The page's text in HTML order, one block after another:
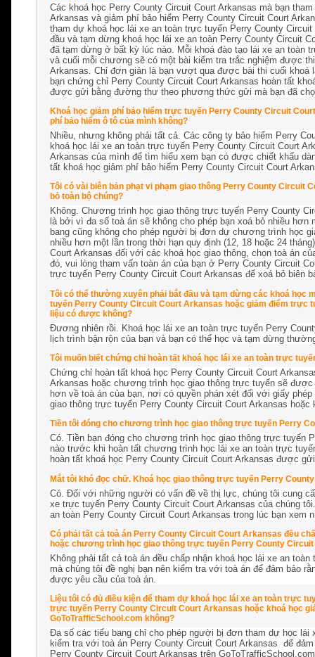
Các khoá học Perry County Circuit Court Arkansas mà bạn
Arkansas và giảm phí bảo hiểm Perry County Circuit Court
tham dự khoá học lái xe an toàn trực tuyến Perry County
đầu và tạm dừng khoá học lái xe an toàn Perry County Circuit
đã tạm dừng ở bất kỳ lúc nào. Mỗi khoá đào tạo lái xe an toàn
và cuối mỗi chương sẽ có một bài kiểm tra trắc nghiệm được
Arkansas. Chỉ đơn giản là bạn vượt qua được bài thi cuối
bạn chứng chỉ Perry County Circuit Court Arkansas hoàn tất
được gửi bằng đường thư theo phương thức gửi mà bạn đã
Khoá học giảm phí bảo hiểm trực tuyến Perry County Circuit
phí bảo hiểm ô tô của mình không?
Nhiều, nhưng không phải tất cả. Các công ty bảo hiểm Perry
khoá học lái xe an toàn trực tuyến Perry County Circuit Court
Arkansas của mình để tìm hiểu xem bạn có được chiết khấu
tất khoá học giảm phí bảo hiểm Perry County Circuit Court
Tôi có vài biên bản phạt vi phạm giao thông Perry County Circuit
bỏ toàn bộ chúng?
Không. Chương trình học giao thông trực tuyến Perry County
là bởi vì đa số toà án sẽ không cho phép bạn xoá bỏ nhiều
bang cũng không cho phép người bị đơn dự chương trình học
nhiều hơn một lần trong thời hạn quy định (12, 18 hoặc 24
Court Arkansas đối với các khoá học giao thông, chọn toà án
đó, vui lòng tham vấn toàn án của bạn ở Perry County Circuit
trực tuyến Perry County Circuit Court Arkansas để xoá bỏ biên
Tôi có thể thường xuyên phải bắt đầu và tạm dừng các khoá
tuyến Perry County Circuit Court Arkansas hoặc giảm điểm trực
liệu có được không?
Đương nhiên rồi. Khoá học lái xe an toàn trực tuyến Perry
lịch trình bận rộn của bạn và bạn có thể học và tạm dừng
Tôi muốn biết chứng chỉ hoàn tất khoá học lái xe an toàn trực
Chứng chỉ hoàn tất khoá học Perry County Circuit Court
Arkansas hoặc chương trình học giao thông trực tuyến sẽ
hơn về toà án của bạn, nơi có quyền phán xét đối với giấy
giao thông trực tuyến Perry County Circuit Court Arkansas
Tiền tôi đóng cho chương trình học giao thông trực tuyến Perry
Có. Tiền bạn đóng cho chương trình học giao thông trực tuyến
nào trước khi hoàn tất chương trình học lái xe an toàn trực
hoàn tất khoá học Perry County Circuit Court Arkansas được
Mắt tôi khó đọc chữ. Khoá học giao thông trực tuyến Perry
Có. Đối với những người có vấn đề về thị lực, chúng tôi cung
xe trực tuyến Perry County Circuit Court Arkansas của chúng
an toàn Perry County Circuit Court Arkansas trong lúc bạn xem
Có phải tất cả toà án Perry County Circuit Court Arkansas đều
hoặc chương trình học giao thông trực tuyến Perry County
Không phải tất cả toà án đều chấp nhận khoá học lái xe an
mà chúng tôi đề nghị bạn nên kiểm tra với toà án để đảm bảo
được yêu cầu của toà án.
Liệu tôi có đủ điều kiện để tham dự khoá học lái xe an toàn trực
trực tuyến Perry County Circuit Court Arkansas hoặc khoá học
GoToTrafficSchool.com không?
Đa số các tiểu bang chỉ cho phép người bị đơn tham dự học lái
kiểm tra với toà án Perry County Circuit Court Arkansas để
Perry County Circuit Court Arkansas trên